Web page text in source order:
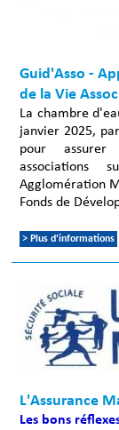
Guid'Asso -
de la Vie
La chambre
janvier 2025,
pour assurer
associations
Agglomération
Fonds de
> Plus d'informations
L'Assurance
Les bons